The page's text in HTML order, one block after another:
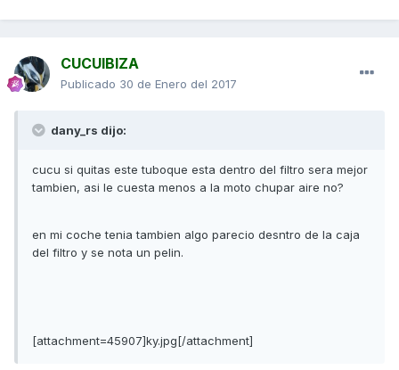
CUCUIBIZA
Publicado 30 de Enero del 2017
dany_rs dijo:
cucu si quitas este tuboque esta dentro del filtro sera mejor
tambien, asi le cuesta menos a la moto chupar aire no?
en mi coche tenia tambien algo parecio desntro de la caja
del filtro y se nota un pelin.
[attachment=45907]ky.jpg[/attachment]